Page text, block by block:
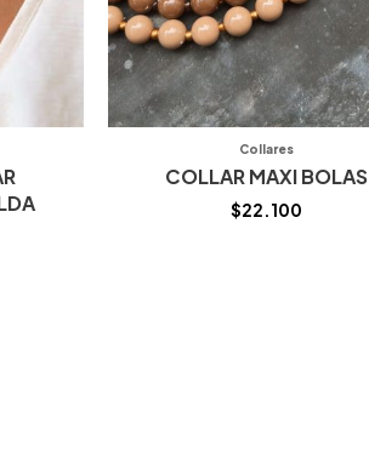
Collares
COLLAR MAXI BOLAS
$22.100